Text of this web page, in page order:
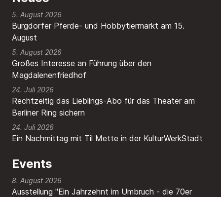
Burgdorfer Pferde- und Hobbytiermarkt am 15.
August
5. August 2026
Großes Interesse an Führung über den
Magdalenenfriedhof
5. August 2026
Rechtzeitig das Lieblings-Abo für das Theater am
Berliner Ring sichern
24. Juli 2026
Ein Nachmittag mit Til Mette in der KulturWerkStadt
24. Juli 2026
Events
8. August 2026
Ausstellung "Ein Jahrzehnt im Umbruch - die 70er